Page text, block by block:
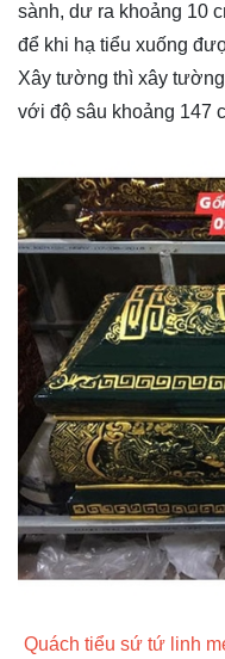
sành, dư ra khoảng 10
để khi hạ tiểu xuống
Xây tường thì xây
với độ sâu khoảng 147
Quách tiểu sứ tứ linh